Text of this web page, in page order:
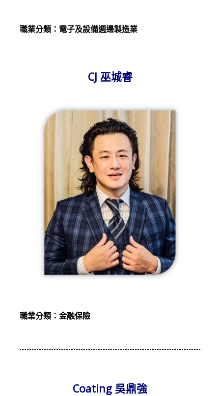
職業分類：電子及設備週邊製造業
CJ 巫城睿
職業分類：金融保險
Coating 吳鼎強